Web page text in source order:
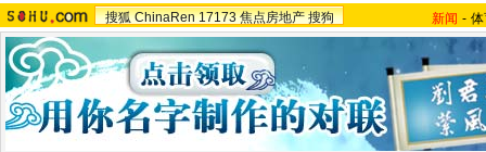
搜狐 ChinaRen 17173 焦点房地产 搜狗 新闻 -